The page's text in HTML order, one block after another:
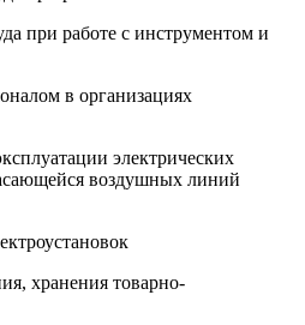
при работе с инструментом и
в организациях
электрических
воздушных линий
хранения товарно-